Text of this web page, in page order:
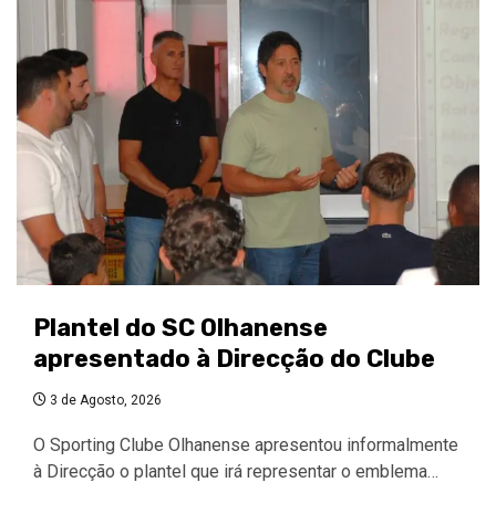
Plantel do SC Olhanense
apresentado à Direcção do Clube
3 de Agosto, 2026
O Sporting Clube Olhanense apresentou informalmente
à Direcção o plantel que irá representar o emblema…